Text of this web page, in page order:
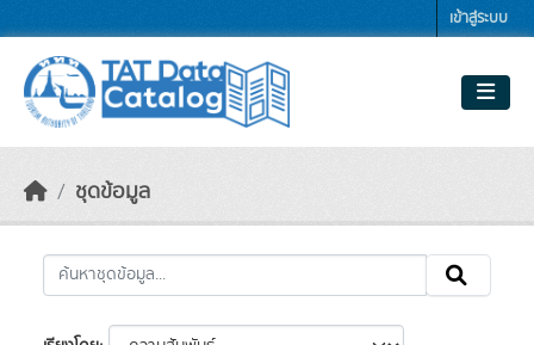
เข้าสู่ระบบ
ชุดข้อมูล